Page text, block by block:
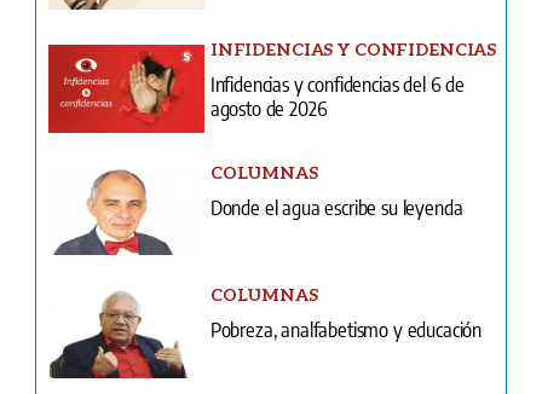
INFIDENCIAS Y CONFIDENCIAS
Infidencias y confidencias del 6 de
agosto de 2026
COLUMNAS
Donde el agua escribe su leyenda
COLUMNAS
Pobreza, analfabetismo y educación